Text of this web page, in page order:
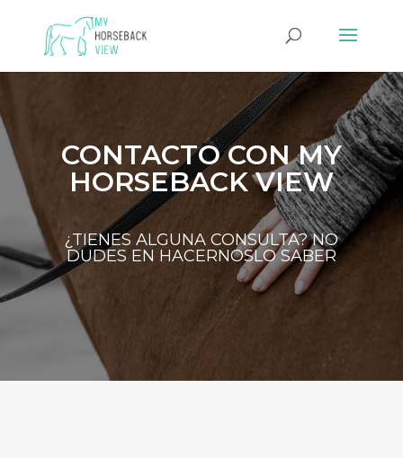
CONTACTO CON MY
HORSEBACK VIEW
¿TIENES ALGUNA CONSULTA? NO
DUDES EN HACERNOSLO SABER